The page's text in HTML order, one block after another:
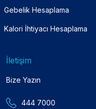
Gebelik Hesaplama
Kalori İhtiyacı Hesaplama
İletişim
Bize Yazın
444 7000